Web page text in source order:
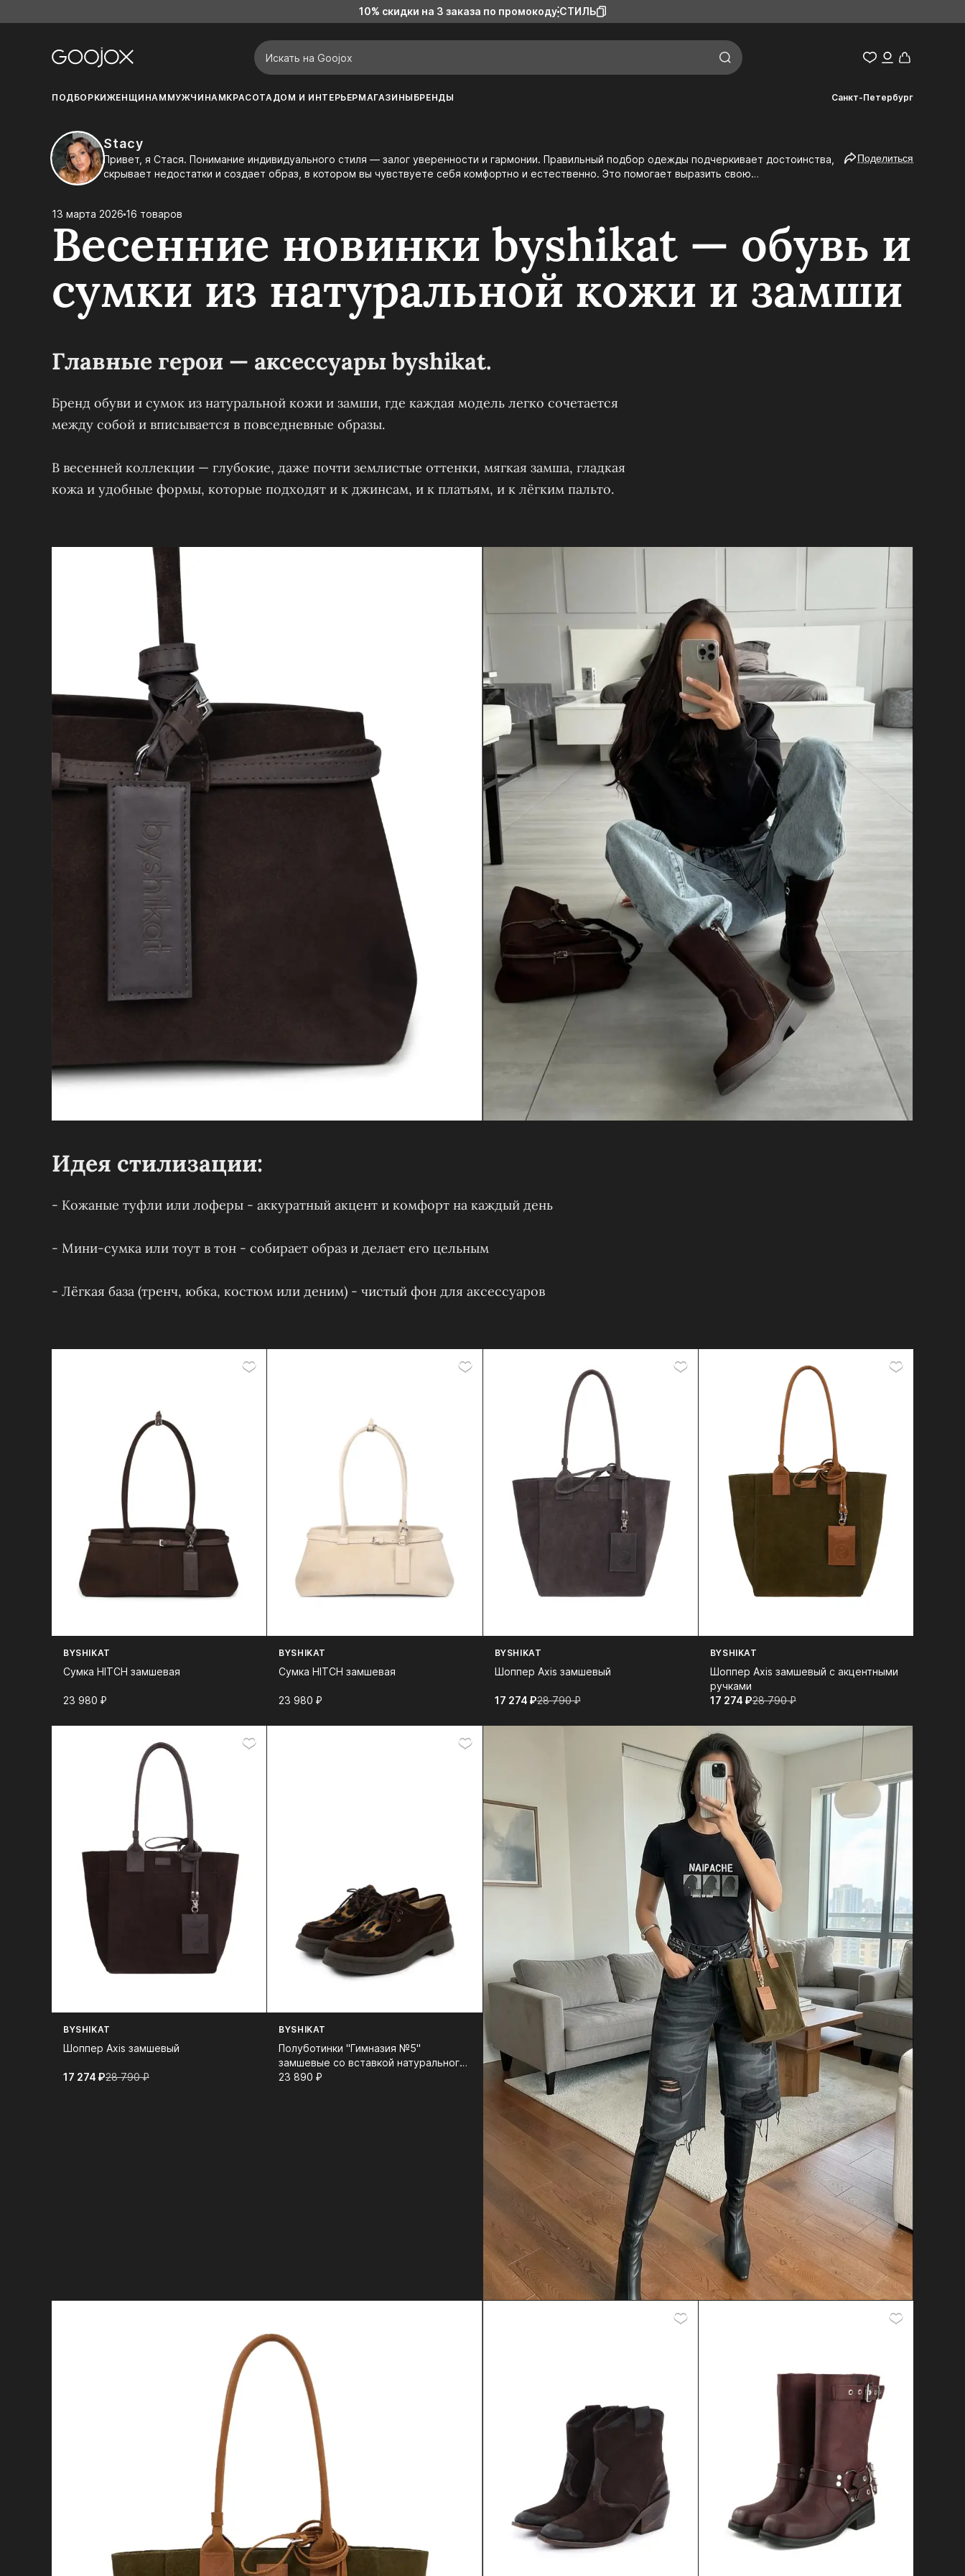
10% скидки на 3 заказа по промокоду СТИЛЬ
ПОДБОРКИЖЕНЩИНАМ МУЖЧИНАМКРАСОТАДОМ И ИНТЕРЬЕРМАГАЗИНЫ БРЕНДЫ Санкт-Петербург
Stacy
Привет, я Стася. Понимание индивидуального стиля — залог уверенности и гармонии. Правильный подбор одежды подчеркивает достоинства,
скрывает недостатки и создает образ, в котором вы чувствуете себя комфортно и естественно. Это помогает выразить свою
Поделиться
13 марта 2026 16 товаров
Весенние новинки byshikat — обувь и
сумки из натуральной кожи и замши
Главные герои — аксессуары byshikat.
Бренд обуви и сумок из натуральной кожи и замши, где каждая модель легко сочетается
между собой и вписывается в повседневные образы.
В весенней коллекции — глубокие, даже почти землистые оттенки, мягкая замша, гладкая
кожа и удобные формы, которые подходят и к джинсам, и к платьям, и к лёгким пальто.
Идея стилизации:
- Кожаные туфли или лоферы - аккуратный акцент и комфорт на каждый день
- Мини-сумка или тоут в тон - собирает образ и делает его цельным
- Лёгкая база (тренч, юбка, костюм или деним) - чистый фон для аксессуаров
BYSHIKAT
Сумка HITCH замшевая
23 980⁠ ⁠₽
BYSHIKAT
Сумка HITCH замшевая
23 980⁠ ⁠₽
BYSHIKAT
Шоппер Axis замшевый
17 274⁠ ⁠₽28 790⁠ ⁠₽
BYSHIKAT
Шоппер Axis замшевый с акцентными
ручками
17 274⁠ ⁠₽28 790⁠ ⁠₽
BYSHIKAT
Шоппер Axis замшевый
17 274⁠ ⁠₽28 790⁠ ⁠₽
BYSHIKAT
Полуботинки "Гимназия №5"
замшевые со вставкой натурального
меха
23 890⁠ ⁠₽